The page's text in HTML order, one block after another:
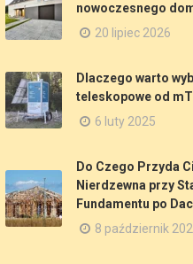
nowoczesnego
20 lipiec 2026
Dlaczego warto
teleskopowe od
6 luty 2025
Do Czego Przyda
Nierdzewna przy
Fundamentu po
8 październik